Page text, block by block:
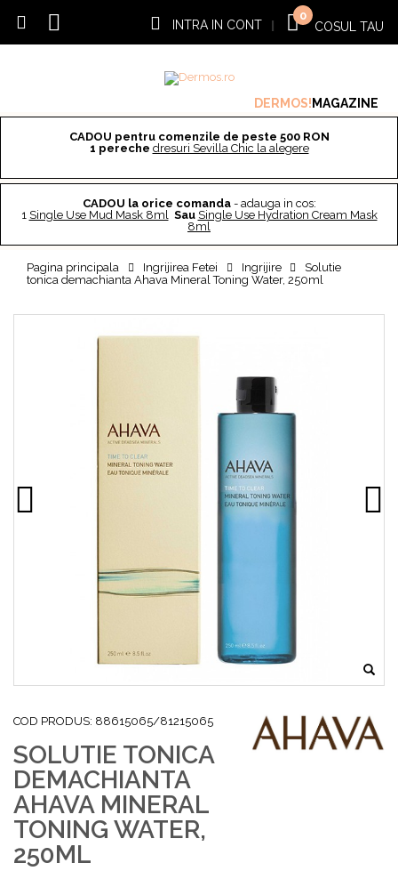
DERMOS! MAGAZINE
INTRA IN CONT COSUL TAU
0
CADOU pentru comenzile de peste 500 RON
1 pereche dresuri Sevilla Chic la alegere
CADOU la orice comanda- adauga in cos:
1 Single Use Mud Mask 8ml Sau Single Use Hydration Cream Mask
8ml
Pagina principala Ingrijirea Fetei Ingrijire
Solutie
tonica demachianta Ahava Mineral Toning Water, 250ml
COD PRODUS: 88615065/81215065
SOLUTIE TONICA
DEMACHIANTA
AHAVA MINERAL
TONING WATER,
250ML